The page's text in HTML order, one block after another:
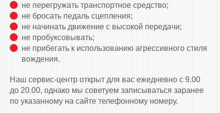
не перегружать транспортное средство;
не бросать педаль сцепления;
не начинать движение с высокой передачи;
не пробуксовывать;
не прибегать к использованию агрессивного стиля
вождения.
Наш сервис-центр открыт для вас ежедневно с 9.00
до 20.00, однако мы советуем записываться заранее
по указанному на сайте телефонному номеру.